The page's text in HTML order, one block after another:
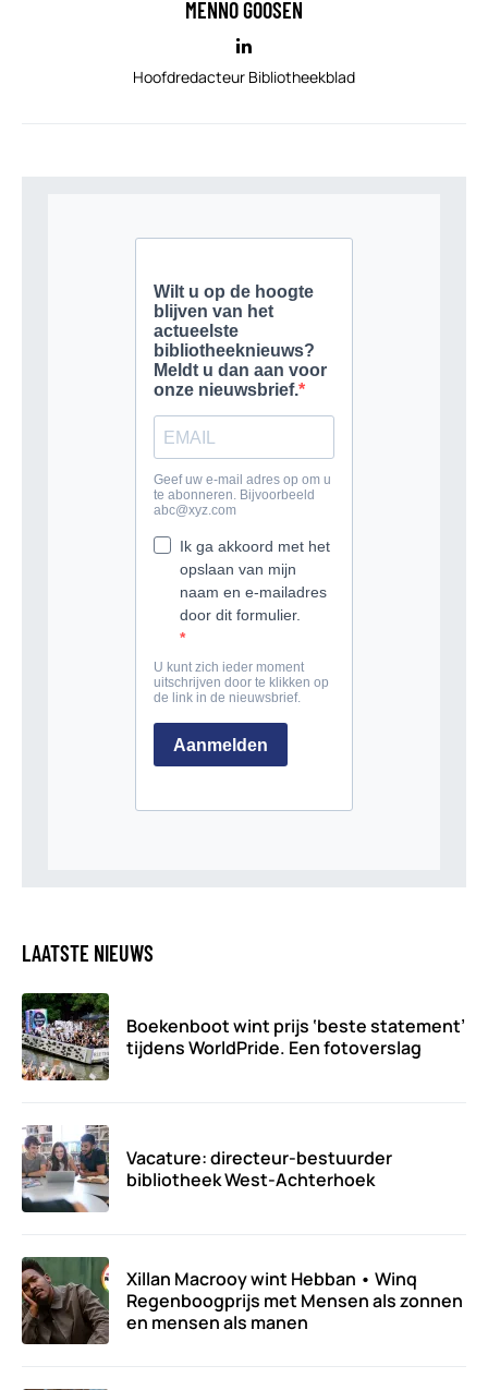
MENNO GOOSEN
Hoofdredacteur Bibliotheekblad
LAATSTE NIEUWS
Boekenboot wint prijs ‘beste statement’
tijdens WorldPride. Een fotoverslag
Vacature: directeur-bestuurder
bibliotheek West-Achterhoek
Xillan Macrooy wint Hebban • Winq
Regenboogprijs met Mensen als zonnen
en mensen als manen